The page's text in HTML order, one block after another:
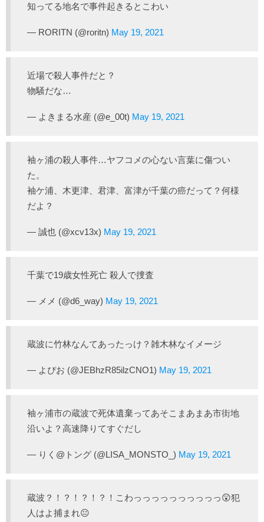
知ってる地名で事件起きるとこわい
— RORITN (@roritn) May 19, 2021
近場で殺人事件だと？
物騒だな…
— よきまる水産 (@e_00t) May 19, 2021
袖ヶ浦の殺人事件…ヤフコメの心ない言葉に傷つい
た。
袖ケ浦、木更津、君津、富津が千葉の癌だって？何様
だよ？
— 誠也 (@xcv13x) May 19, 2021
千葉で19歳女性死亡 殺人で捜査
— メメ (@d6_way) May 19, 2021
蔵波に竹林なんてあったっけ？雑木林なイメージ
— よぴお (@JEBhzR85ilzCNO1) May 19, 2021
袖ヶ浦市の蔵波で死体遺棄ってあそこまあまあ市街地
沿いよ？高速降りてすぐだし
— りく@トング (@LISA_MONSTO_) May 19, 2021
蔵波？！？！？！？！こわっっっっっっっっっっ😲犯
人はよ捕まれ😐️